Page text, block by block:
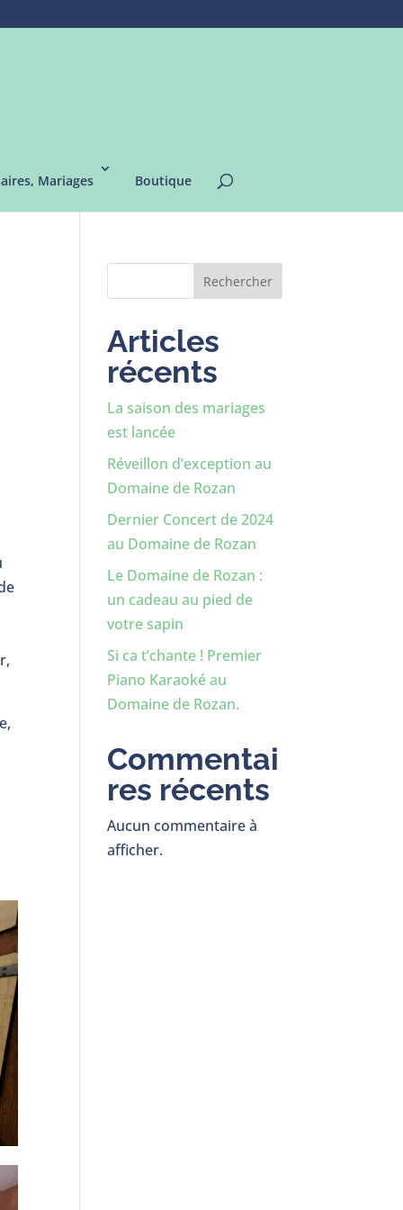
Mariages Boutique
Rechercher
Articles
récents
La saison des mariages
est lancée
Réveillon d’exception au
Domaine de Rozan
Dernier Concert de 2024
au Domaine de Rozan
Le Domaine de Rozan :
un cadeau au pied de
votre sapin
Si ca t’chante ! Premier
Piano Karaoké au
Domaine de Rozan.
Commentai
res récents
Aucun commentaire à
afficher.